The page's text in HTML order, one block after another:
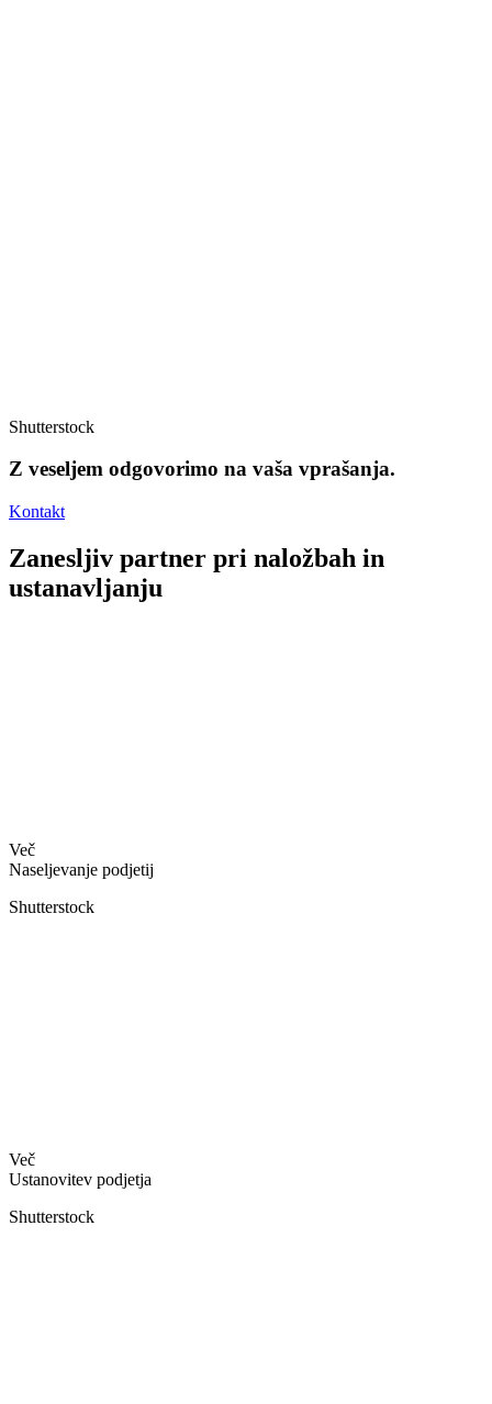
Shutterstock
Z veseljem odgovorimo na vaša vprašanja.
Kontakt
Zanesljiv partner pri naložbah in
ustanavljanju
Več
Naseljevanje podjetij
Shutterstock
Več
Ustanovitev podjetja
Shutterstock